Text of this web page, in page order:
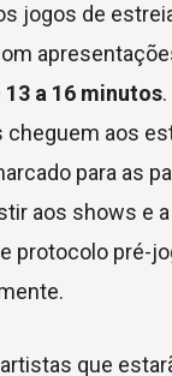
jogos de
13 a 16 minutos
cheguem aos
para as
aos shows e
protocolo pré-
que